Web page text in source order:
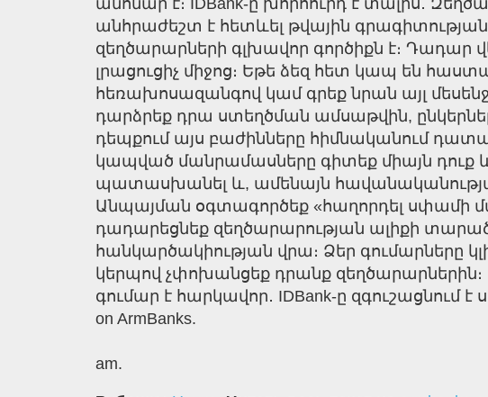
անհնար է։ IDBank-ը խորհուրդ է տալիս․
անհրաժեշտ է հետևել թվային
զեղծարարների գլխավոր գործիքն է։ Դադար
լրացուցիչ միջոց։ Եթե ձեզ հետ կապ են
հեռախոսազանգով կամ գրեք նրան այլ
դարձրեք դրա ստեղծման ամսաթվին,
դեպքում այս բաժինները հիմնականում
կապված մանրամասները գիտեք միայն դուք
պատասխանել և, ամենայն
Անպայման օգտագործեք «հաղորդել սփամի
դադարեցնեք զեղծարարության ալիքի
հանկարծակիության վրա։ Ձեր գումարները
կերպով չփոխանցեք դրանք
գումար է հարկավոր․ IDBank-ը զգուշացնում
on ArmBanks.
am.